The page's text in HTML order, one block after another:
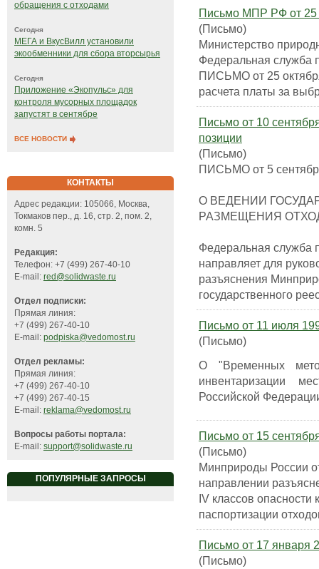
обращения с отходами
Сегодня
МЕГА и ВкусВилл установили
экообменники для сбора вторсырья
Сегодня
Приложение «Экопульс» для
контроля мусорных площадок
запустят в сентябре
ВСЕ НОВОСТИ
КОНТАКТЫ
Адрес редакции: 105066, Москва,
Токмаков пер., д. 16, стр. 2, пом. 2,
комн. 5
Редакция:
Телефон: +7 (499) 267-40-10
E-mail: red@solidwaste.ru
Отдел подписки:
Прямая линия:
+7 (499) 267-40-10
E-mail: podpiska@vedomost.ru
Отдел рекламы:
Прямая линия:
+7 (499) 267-40-10
+7 (499) 267-40-15
E-mail: reklama@vedomost.ru
Вопросы работы портала:
E-mail: support@solidwaste.ru
ПОПУЛЯРНЫЕ ЗАПРОСЫ
Письмо МПР РФ от 25
(Письмо)
Министерство
Федеральная служба
ПИСЬМО от 25
расчета платы за
Письмо от 10
позиции
(Письмо)
ПИСЬМО от 5
О ВЕДЕНИИ
РАЗМЕЩЕНИЯ
Федеральная служба
направляет для
разъяснения
государственного
Письмо от 11 июля
(Письмо)
О "Временных
инвентаризации
Российской
Письмо от 15
(Письмо)
Минприроды России
направлении
IV классов опасности
паспортизации
Письмо от 17 января
(Письмо)